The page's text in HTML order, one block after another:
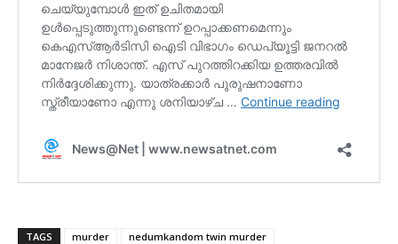
TAGS murder nedumkandom twin murder